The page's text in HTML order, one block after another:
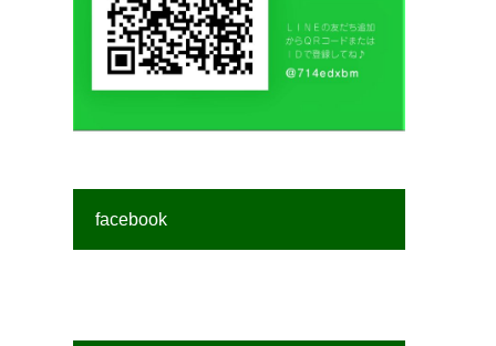
facebook